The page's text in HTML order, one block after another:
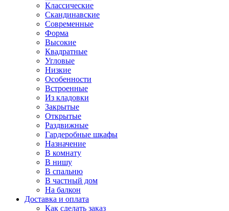
Классические
Скандинавские
Современные
Форма
Высокие
Квадратные
Угловые
Низкие
Особенности
Встроенные
Из кладовки
Закрытые
Открытые
Раздвижные
Гардеробные шкафы
Назначение
В комнату
В нишу
В спальню
В частный дом
На балкон
Доставка и оплата
Как сделать заказ